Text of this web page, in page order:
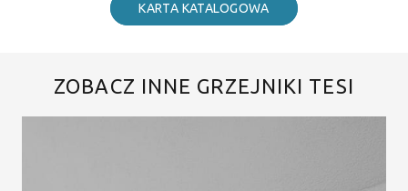
KARTA KATALOGOWA
ZOBACZ INNE GRZEJNIKI TESI